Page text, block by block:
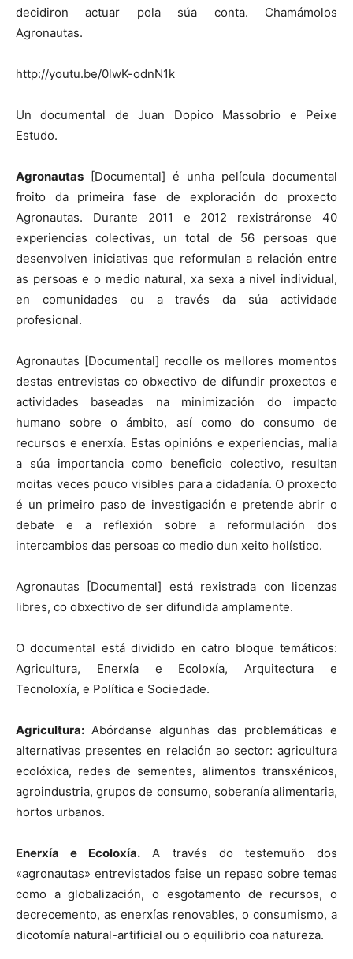
decidiron actuar pola súa conta. Chamámolos
Agronautas.
http://youtu.be/0lwK-odnN1k
Un documental de Juan Dopico Massobrio e Peixe
Estudo.
Agronautas [Documental] é unha película documental
froito da primeira fase de exploración do proxecto
Agronautas. Durante 2011 e 2012 rexistráronse 40
experiencias colectivas, un total de 56 persoas que
desenvolven iniciativas que reformulan a relación entre
as persoas e o medio natural, xa sexa a nivel individual,
en comunidades ou a través da súa actividade
profesional.
Agronautas [Documental] recolle os mellores momentos
destas entrevistas co obxectivo de difundir proxectos e
actividades baseadas na minimización do impacto
humano sobre o ámbito, así como do consumo de
recursos e enerxía. Estas opinións e experiencias, malia
a súa importancia como beneficio colectivo, resultan
moitas veces pouco visibles para a cidadanía. O proxecto
é un primeiro paso de investigación e pretende abrir o
debate e a reflexión sobre a reformulación dos
intercambios das persoas co medio dun xeito holístico.
Agronautas [Documental] está rexistrada con licenzas
libres, co obxectivo de ser difundida amplamente.
O documental está dividido en catro bloque temáticos:
Agricultura, Enerxía e Ecoloxía, Arquitectura e
Tecnoloxía, e Política e Sociedade.
Agricultura: Abórdanse algunhas das problemáticas e
alternativas presentes en relación ao sector: agricultura
ecolóxica, redes de sementes, alimentos transxénicos,
agroindustria, grupos de consumo, soberanía alimentaria,
hortos urbanos.
Enerxía e Ecoloxía. A través do testemuño dos
«agronautas» entrevistados faise un repaso sobre temas
como a globalización, o esgotamento de recursos, o
decrecemento, as enerxías renovables, o consumismo, a
dicotomía natural-artificial ou o equilibrio coa natureza.